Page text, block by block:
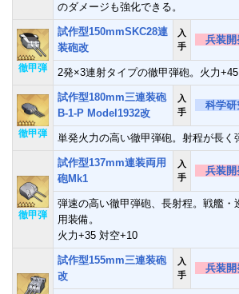
のダメージも強化できる。
徹甲弾
試作型150mmSKC28連
装砲改
入
手
兵装
2発×3連射タイプの徹甲弾砲。火力+45
徹甲弾
試作型180mm三連装砲
B-1-P Model1932改
入
手
科学
単発火力の高い徹甲弾砲。射程が長く
徹甲弾
試作型137mm連装両用
砲Mk1
入
手
兵装
弾速の高い徹甲弾砲、長射程。戦艦・
用装備。
火力+35 対空+10
試作型155mm三連装砲
改
入
手
兵装